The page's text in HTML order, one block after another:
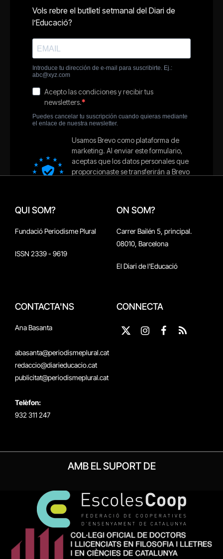
QUI SOM?
Fundació Periodisme Plural
ISSN 2339 - 9619
ON SOM?
Carrer Bailén 5, principal.
08010, Barcelona
El Diari de l'Educació
CONTACTA'NS
Ana Basanta
abasanta@periodismeplural.cat
redaccio@diarieducacio.cat
publicitat@periodismeplural.cat
Telèfon:
932 311 247
CONNECTA
X
Instagram
Facebook
RSS
AMB EL SUPORT DE